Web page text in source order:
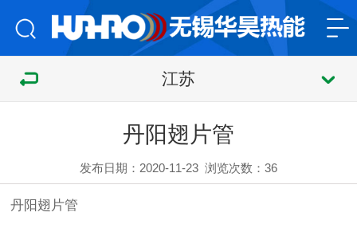
江苏
丹阳翅片管
发布日期：2020-11-23 浏览次数：36
丹阳 翅片管